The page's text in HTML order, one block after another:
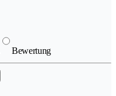
Bewertung